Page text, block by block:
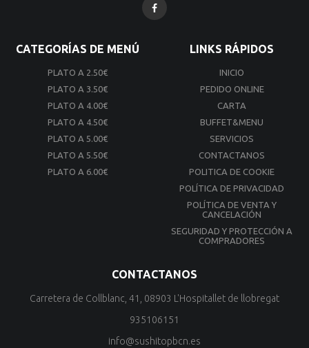
CATEGORÍAS DE MENÚ
PLATO A 2.50€
PLATO A 3.50€
PLATO A 4.00€
PLATO A 4.50€
PLATO A 5.00€
PLATO A 5.50€
PLATO A 6.00€
LINKS RÁPIDOS
INICIO
PEDIDO ONLINE
CARTA
BUFFET&MENU
SERVICIOS
CONTACTANOS
POLITICA DE COOKIE
POLÍTICA DE PRIVACIDAD
POLÍTICA DE VENTA Y
CANCELACIÓN
SEGURIDAD Y PROTECCIÓN A
COMPRADORES
CONTACTANOS
Carretera de Collblanc, 41, 08903 L'Hospitallet de llobregat
935106151
info@sushitopbcn.es